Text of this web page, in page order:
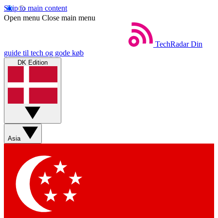
Skip to main content
Open menu Close main menu
TechRadar Din
guide til tech og gode køb
DK Edition
Asia